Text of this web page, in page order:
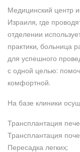
Медицинский центр
Израиля, где
отделении
практики, больница
для успешного
с одной целью:
комфортной.
На базе клиники
Трансплантация
Трансплантация
Пересадка легких;